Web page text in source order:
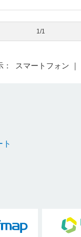
1/1
： スマートフォン ｜